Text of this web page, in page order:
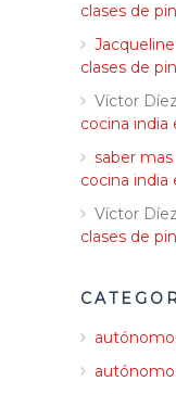
clases de
Jacqueline
clases de
Víctor Díez
cocina india
saber mas
cocina india
Víctor Díez
clases de